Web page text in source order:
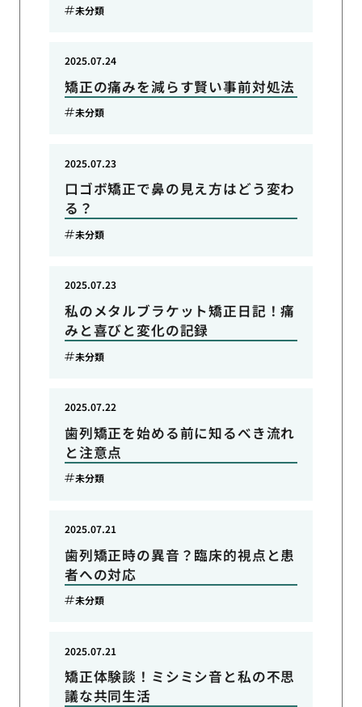
未分類
矯正の痛みを減らす賢い事前対処法
2025.07.24
未分類
口ゴボ矯正で鼻の見え方はどう変わ
る？
2025.07.23
未分類
私のメタルブラケット矯正日記！痛
みと喜びと変化の記録
2025.07.23
未分類
歯列矯正を始める前に知るべき流れ
と注意点
2025.07.22
未分類
歯列矯正時の異音？臨床的視点と患
者への対応
2025.07.21
未分類
矯正体験談！ミシミシ音と私の不思
議な共同生活
2025.07.21